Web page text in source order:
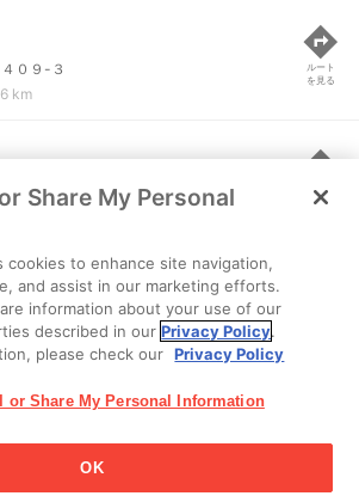
０９-３
km
ルート
を見る
-２１-２１
ルート
を見る
ーとライン
字松洞３３８６-７
km
© 2025 Ezaki Glico Co., Ltd.
Share My Personal
cookies to enhance site navigation,
and assist in our marketing efforts.
information about your use of our
described in ourPrivacy Policy.
please check our Privacy Policy
or Share My Personal Information
OK